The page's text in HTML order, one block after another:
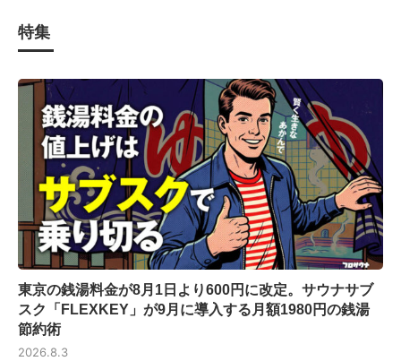
特集
東京の銭湯料金が8月1日より600円に改定。サウナサブ
スク「FLEXKEY」が9月に導入する月額1980円の銭湯
節約術
2026.8.3